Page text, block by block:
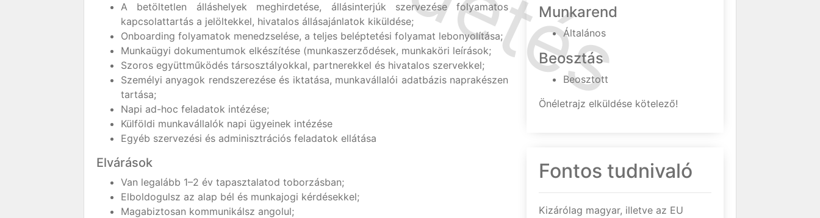
A betöltetlen álláshelyek meghirdetése, állásinterjúk szervezése folyamatos
kapcsolattartás a jelöltekkel, hivatalos állásajánlatok kiküldése;
Onboarding folyamatok menedzselése, a teljes beléptetési folyamat lebonyolítása;
Munkaügyi dokumentumok elkészítése (munkaszerződések, munkaköri leírások;
Szoros együttműködés társosztályokkal, partnerekkel és hivatalos szervekkel;
Személyi anyagok rendszerezése és iktatása, munkavállalói adatbázis naprakészen
tartása;
Napi ad-hoc feladatok intézése;
Külföldi munkavállalók napi ügyeinek intézése
Egyéb szervezési és adminisztrációs feladatok ellátása
Elvárások
Van legalább 1–2 év tapasztalatod toborzásban;
Elboldogulsz az alap bél és munkajogi kérdésekkel;
Magabiztosan kommunikálsz angolul;
Munkarend
Általános
Beosztás
Beosztott
Önéletrajz elküldése kötelező!
Fontos tudnivaló
Kizárólag magyar, illetve az EU